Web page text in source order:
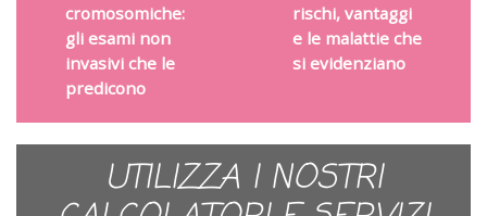
cromosomiche:
gli esami non
invasivi che le
predicono
rischi, vantaggi
e le malattie che
si evidenziano
UTILIZZA I NOSTRI